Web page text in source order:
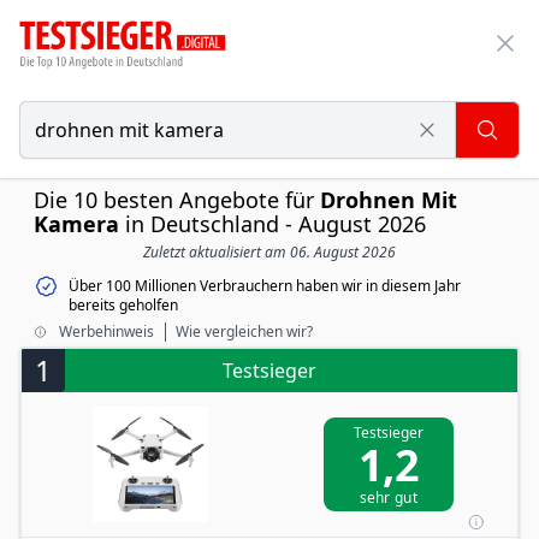
Die 10 besten Angebote für Drohnen Mit
Kamera in Deutschland - August 2026
Zuletzt aktualisiert am 06. August 2026
Über 100 Millionen Verbrauchern haben wir in diesem Jahr
bereits geholfen
Werbehinweis
Wie vergleichen wir?
1 Testsieger
Testsieger
1,2
sehr gut